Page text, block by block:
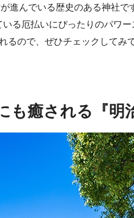
進んでいる歴史のある神社で
る厄払いにぴったりのパワー
ので、ぜひチェックしてみ
も癒される『明